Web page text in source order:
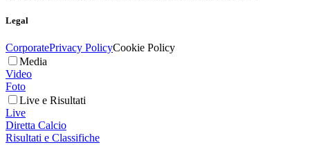
Legal
CorporatePrivacy PolicyCookie Policy
Media
Video
Foto
Live e Risultati
Live
Diretta Calcio
Risultati e Classifiche